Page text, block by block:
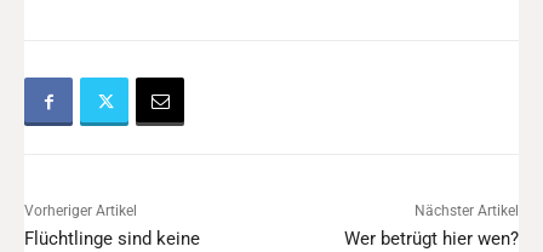
Vorheriger Artikel
Flüchtlinge sind keine
Nächster Artikel
Wer betrügt hier wen?